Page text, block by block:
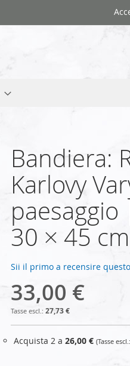
Bandiera:
Karlovy
paesaggio
30 × 45 cm
Sii il primo a recensire
33,00 €
27,73 €
Acquista 2 a 26,00 €